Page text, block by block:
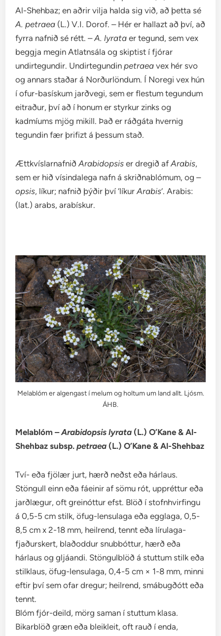
Al-Shehbaz; en aðrir vilja halda sig við, að þetta sé
A. petraea (L.) V.I. Dorof. – Hér er hallazt að því, að
fyrra nafnið sé rétt. –A. lyrata er tegund, sem vex
beggja megin Atlatnsála og skiptist í fjórar
undirtegundir. Undirtegundinpetraea vex hér svo
og annars staðar á Norðurlöndum. Í Noregi vex hún
í ofur-basískum jarðvegi, sem er flestum tegundum
eitraður, því að í honum er styrkur zinks og
kadmíums mjög mikill. Það er ráðgáta hvernig
tegundin fær þrifizt á þessum stað.
ÆttkvíslarnafniðArabidopsis er dregið afArabis,
sem er hið vísindalega nafn á skriðnablómum, og –
opsis, líkur; nafnið þýðir því ‘líkurArabis‘. Arabis:
(lat.) arabs, arabískur.
Melablóm er algengast í melum og holtum um land allt. Ljósm.
ÁHB.
Melablóm –Arabidopsis lyrata (L.) O’Kane & Al-
Shehbaz subsp.petraea (L.) O’Kane & Al-Shehbaz
Tví- eða fjölær jurt, hærð neðst eða hárlaus.
Stöngull einn eða fáeinir af sömu rót, uppréttur eða
jarðlægur, oft greinóttur efst. Blöð í stofnhvirfingu
á 0,5-5 cm stilk, öfug-lensulaga eða egglaga, 0,5-
8,5 cm x 2-18 mm, heilrend, tennt eða lírulaga-
fjaðurskert, blaðoddur snubbóttur, hærð eða
hárlaus og gljáandi. Stöngulblöð á stuttum stilk eða
stilklaus, öfug-lensulaga, 0,4-5 cm × 1-8 mm, minni
eftir því sem ofar dregur; heilrend, smábugðótt eða
tennt.
Blóm fjór-deild, mörg saman í stuttum klasa.
Bikarblöð græn eða bleikleit, oft rauð í enda,